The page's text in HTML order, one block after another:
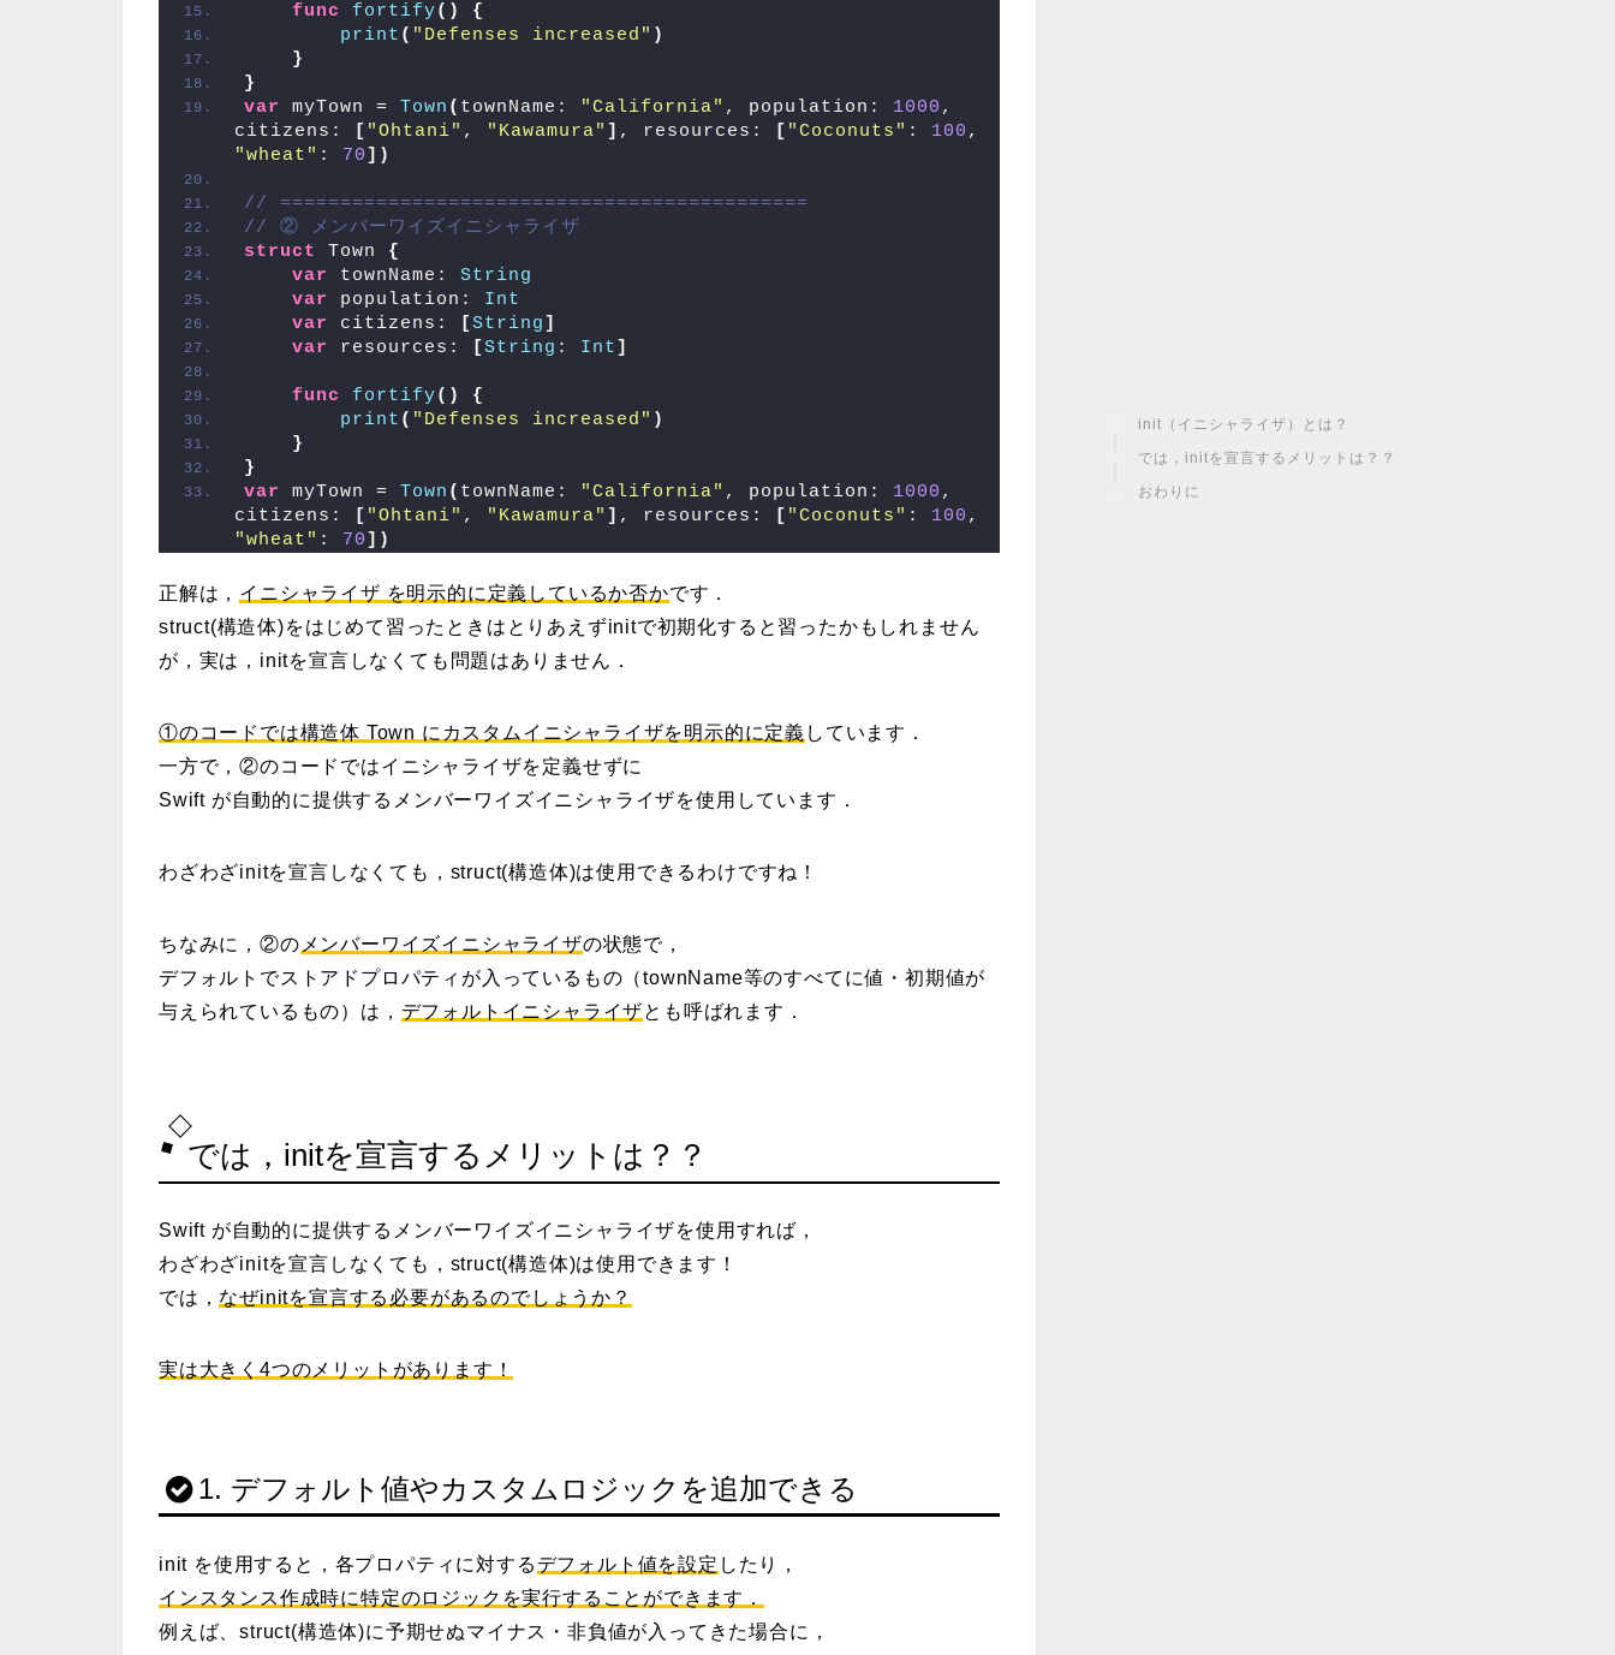
func fortify()
{
print ( "Defenses increased" )
}
}
var
myTown = Town ( townName: "California" , population: 1000 ,
citizens:
[ "Ohtani" , "Kawamura" ] , resources: [ "Coconuts" : 100
"wheat" : 70 ])
// ============================================
// ② メンバーワイズイニシャライザ
struct
Town {
var
townName: String
var
population: Int
var
citizens: [String ]
var
resources: [String : Int ]
func fortify()
{
print ( "Defenses increased" )
}
}
var
myTown = Town ( townName: "California" , population: 1000 ,
citizens:
[ "Ohtani" , "Kawamura" ] , resources: [ "Coconuts" : 100
"wheat" : 70 ])
正解は， イニシャライザ を明示的に定義しているか否かです．
struct(構造体)をはじめて習ったときはとりあえずinitで初期化すると習ったかもしれません
が，実は，initを宣言しなくても問題はありません．
①のコードでは構造体 Town に カスタムイニシャライザを明示的に定義 しています．
一方で，②のコードではイニシャライザを定義せずに
Swift が自動的に提供するメンバーワイズイニシャライザを使用しています．
わざわざinitを宣言しなくても， struct(構造体)は使用できるわけですね！
ちなみに，②の メンバーワイズイニシャライザの状態で，
デフォルトでストアドプロパティが入っているもの（townName等のすべてに値・初期値が
与えられているもの）は， デフォルトイニシャライザとも呼ばれます．
では，initを宣言するメリットは？？
Swift が自動的に提供するメンバーワイズイニシャライザを使用すれば，
わざわざinitを宣言しなくても， struct(構造体)は使用できます！
では， なぜinitを宣言する必要があるのでしょうか？
実は大きく4つのメリットがあります！
1. デフォルト値やカスタムロジックを追加できる
init を使用すると，各プロパティに対する デフォルト値を設定 したり，
インスタンス作成時に特定のロジックを実行することができます．
例えば、struct(構造体)に予期せぬマイナス・非負値が入ってきた場合に，
init（イニシャライザ）とは？
では，initを宣言するメリットは？？
おわりに